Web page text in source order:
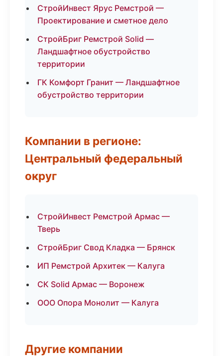
СтройИнвест Ярус Ремстрой —
Проектирование и сметное дело
СтройБриг Ремстрой Solid —
Ландшафтное обустройство
территории
ГК Комфорт Гранит — Ландшафтное
обустройство территории
Компании в регионе:
Центральный федеральный
округ
СтройИнвест Ремстрой Армас —
Тверь
СтройБриг Свод Кладка — Брянск
ИП Ремстрой Архитек — Калуга
СК Solid Армас — Воронеж
ООО Опора Монолит — Калуга
Другие компании